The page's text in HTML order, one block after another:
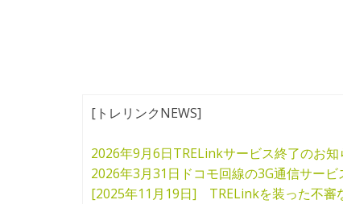
[トレリンクNEWS]
2026年9月6日TRELinkサービス終了のお知
2026年3月31日ドコモ回線の3G通信サー
[2025年11月19日] TRELinkを装った不審